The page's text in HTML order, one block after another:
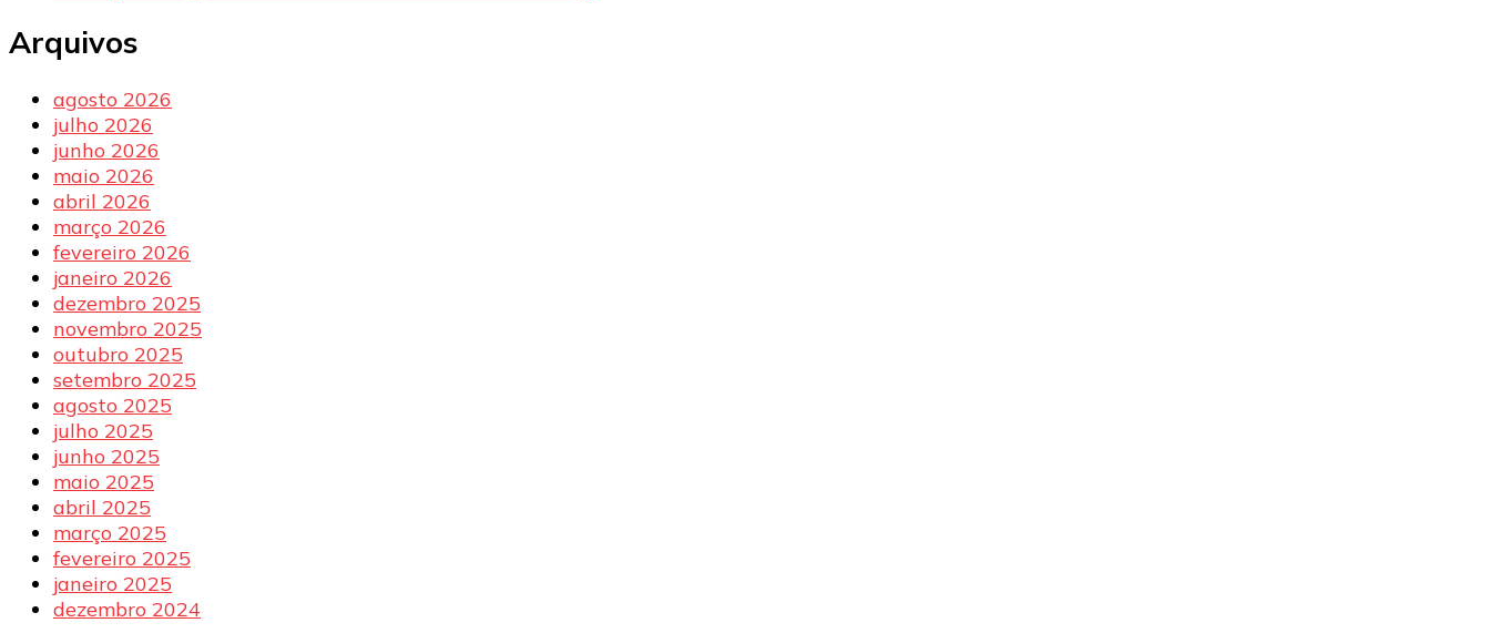
Arquivos
agosto 2026
julho 2026
junho 2026
maio 2026
abril 2026
março 2026
fevereiro 2026
janeiro 2026
dezembro 2025
novembro 2025
outubro 2025
setembro 2025
agosto 2025
julho 2025
junho 2025
maio 2025
abril 2025
março 2025
fevereiro 2025
janeiro 2025
dezembro 2024